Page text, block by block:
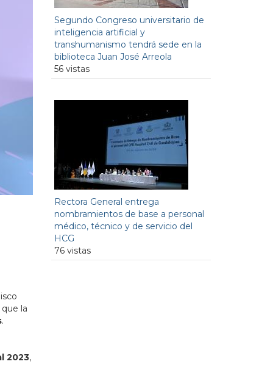
la
.
2023,
Segundo Congreso universitario de
inteligencia artificial y
transhumanismo tendrá sede en la
biblioteca Juan José Arreola
56 vistas
Rectora General entrega
nombramientos de base a personal
médico, técnico y de servicio del
HCG
76 vistas